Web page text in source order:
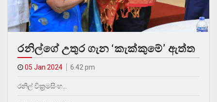
රනිල්ගේ උතුර ගැන ‘කැක්කුමේ’ ඇත්ත
05 Jan 2024 6.42 pm
රනිල් වික්‍රමසිංහ…